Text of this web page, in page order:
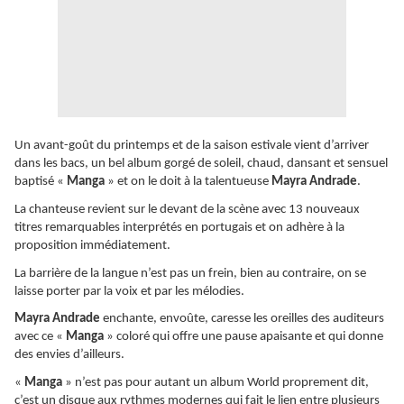
Un avant-goût du printemps et de la saison estivale vient d’arriver
dans les bacs, un bel album gorgé de soleil, chaud, dansant et sensuel
baptisé « Manga » et on le doit à la talentueuse Mayra Andrade.
La chanteuse revient sur le devant de la scène avec 13 nouveaux
titres remarquables interprétés en portugais et on adhère à la
proposition immédiatement.
La barrière de la langue n’est pas un frein, bien au contraire, on se
laisse porter par la voix et par les mélodies.
Mayra Andrade enchante, envoûte, caresse les oreilles des auditeurs
avec ce « Manga » coloré qui offre une pause apaisante et qui donne
des envies d’ailleurs.
« Manga » n’est pas pour autant un album World proprement dit,
c’est un disque aux rythmes modernes qui fait le lien entre plusieurs